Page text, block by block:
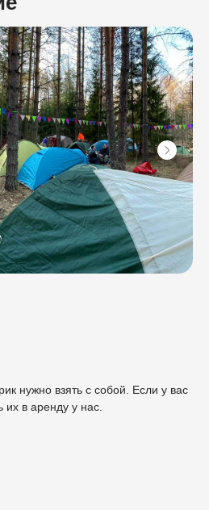
нужно взять с собой. Если у вас
их в аренду у нас.